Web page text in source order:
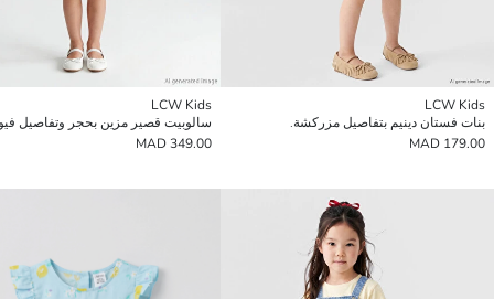
LCW Kids
بنات فستان دينيم بتفاصيل مزركشة.
179.00 MAD
LCW Kids
349.00 MAD